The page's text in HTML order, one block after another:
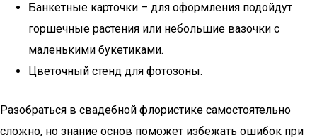
Банкетные карточки – для оформления подойдут
горшечные растения или небольшие вазочки с
маленькими букетиками.
Цветочный стенд для фотозоны.
Разобраться в свадебной флористике самостоятельно
сложно, но знание основ поможет избежать ошибок при